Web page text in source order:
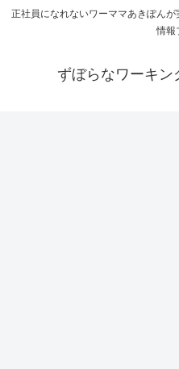
正社員になれないワーママあきぽん
情報
ずぼらなワーキン